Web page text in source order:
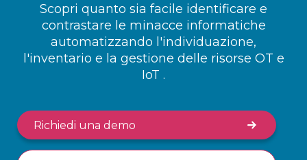
Scopri quanto sia facile identificare e
contrastare le minacce informatiche
automatizzando l'individuazione,
l'inventario e la gestione delle risorse OT e
IoT .
Richiedi una demo